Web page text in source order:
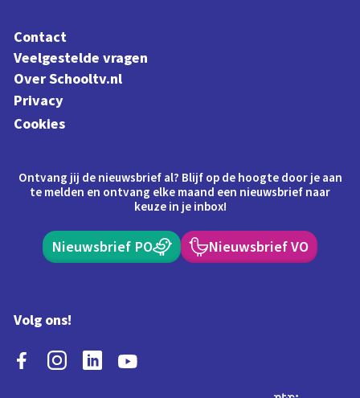
Contact
Veelgestelde vragen
Over Schooltv.nl
Privacy
Cookies
Ontvang jij de nieuwsbrief al? Blijf op de hoogte door je aan
te melden en ontvang elke maand een nieuwsbrief naar
keuze in je inbox!
Nieuwsbrief PO Nieuwsbrief VO
Volg ons!